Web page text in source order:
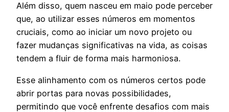
Além disso, quem nasceu em maio pode perceber
que, ao utilizar esses números em momentos
cruciais, como ao iniciar um novo projeto ou
fazer mudanças significativas na vida, as coisas
tendem a fluir de forma mais harmoniosa.
Esse alinhamento com os números certos pode
abrir portas para novas possibilidades,
permitindo que você enfrente desafios com mais